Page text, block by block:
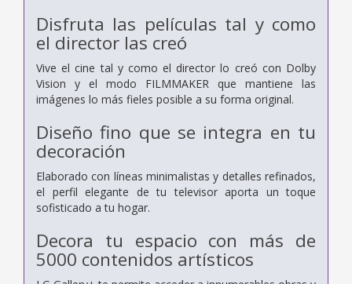
Disfruta las películas tal y como
el director las creó
Vive el cine tal y como el director lo creó con Dolby
Vision y el modo FILMMAKER que mantiene las
imágenes lo más fieles posible a su forma original.
Diseño fino que se integra en tu
decoración
Elaborado con líneas minimalistas y detalles refinados,
el perfil elegante de tu televisor aporta un toque
sofisticado a tu hogar.
Decora tu espacio con más de
5000 contenidos artísticos